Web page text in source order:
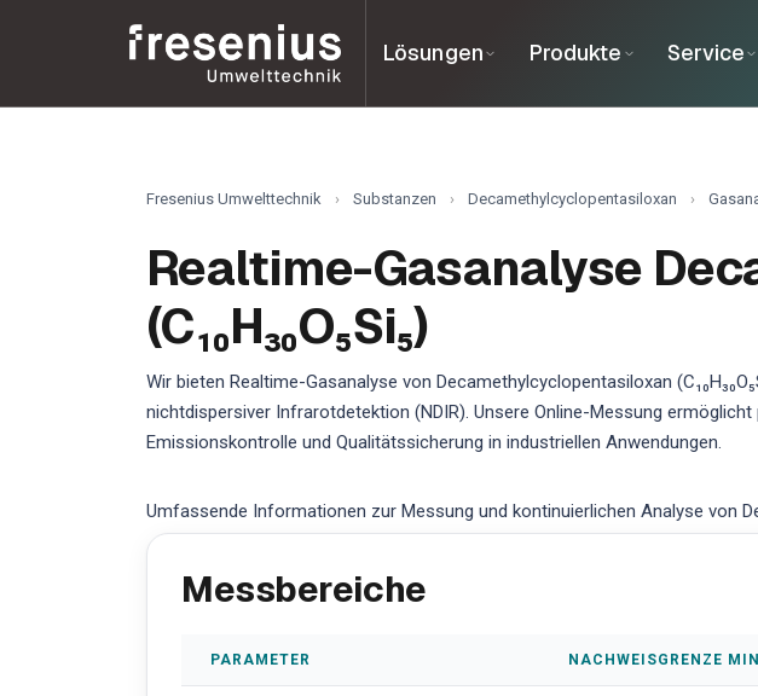
Lösungen Produkte Service
Fresenius Umwelttechnik › Substanzen › Decamethylcyclopentasiloxan ›
Realtime-Gasanalyse
(C₁₀H₃₀O₅Si₅)
Wir bieten Realtime-Gasanalyse von Decamethylcyclopentasiloxan
nichtdispersiver Infrarotdetektion (NDIR). Unsere Online-Messung
Emissionskontrolle und Qualitätssicherung in industriellen Anwendungen.
Umfassende Informationen zur Messung und kontinuierlichen Analyse von
Messbereiche
PARAMETER NACHWEISGRENZE MIN